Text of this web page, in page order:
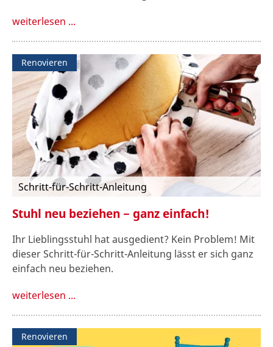
weiterlesen ...
Renovieren
Schritt-für-Schritt-Anleitung
Stuhl neu beziehen − ganz einfach!
Ihr Lieblingsstuhl hat ausgedient? Kein Problem! Mit
dieser Schritt-für-Schritt-Anleitung lässt er sich ganz
einfach neu beziehen.
weiterlesen ...
Renovieren